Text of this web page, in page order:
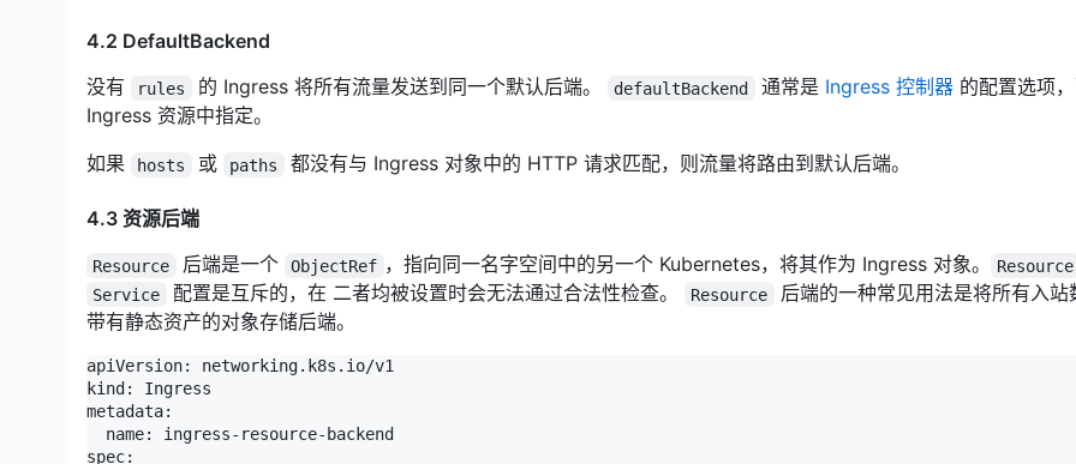
4.2 DefaultBackend
没有
rules 的 Ingress 将所有流量发送到同一个默认后端。 defaultBackend 通常是 Ingress 控制器的配置选项
Ingress 资源中指定。
如果
hosts 或 paths 都没有与 Ingress 对象中的 HTTP 请求匹配，则流量将路由到默认后端。
4.3 资源后端
Resource 后端是一个 ObjectRef ，指向同一名字空间中的另一个 Kubernetes，将其作为 Ingress 对象。
Resource
Service
配置是互斥的，在 二者均被设置时会无法通过合法性检查。 Resource
后端的一种常见用法是将所有入站
带有静态资产的对象存储后端。
apiVersion: networking.k8s.io/v1
kind: Ingress
metadata:
  name: ingress-resource-backend
spec: